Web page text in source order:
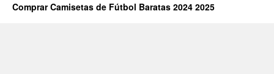
Comprar Camisetas de Fútbol Baratas 2024 2025